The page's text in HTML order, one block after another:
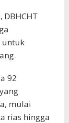
untuk
92
mulai
rias hingga